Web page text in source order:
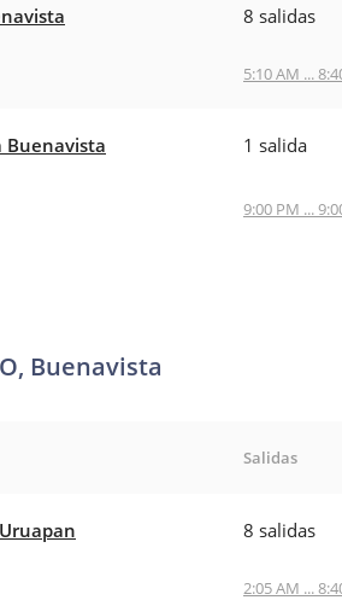
8 salidas
5:10 AM ...
Buenavista 1 salida
9:00 PM ...
Buenavista
Salidas
8 salidas
2:05 AM ...